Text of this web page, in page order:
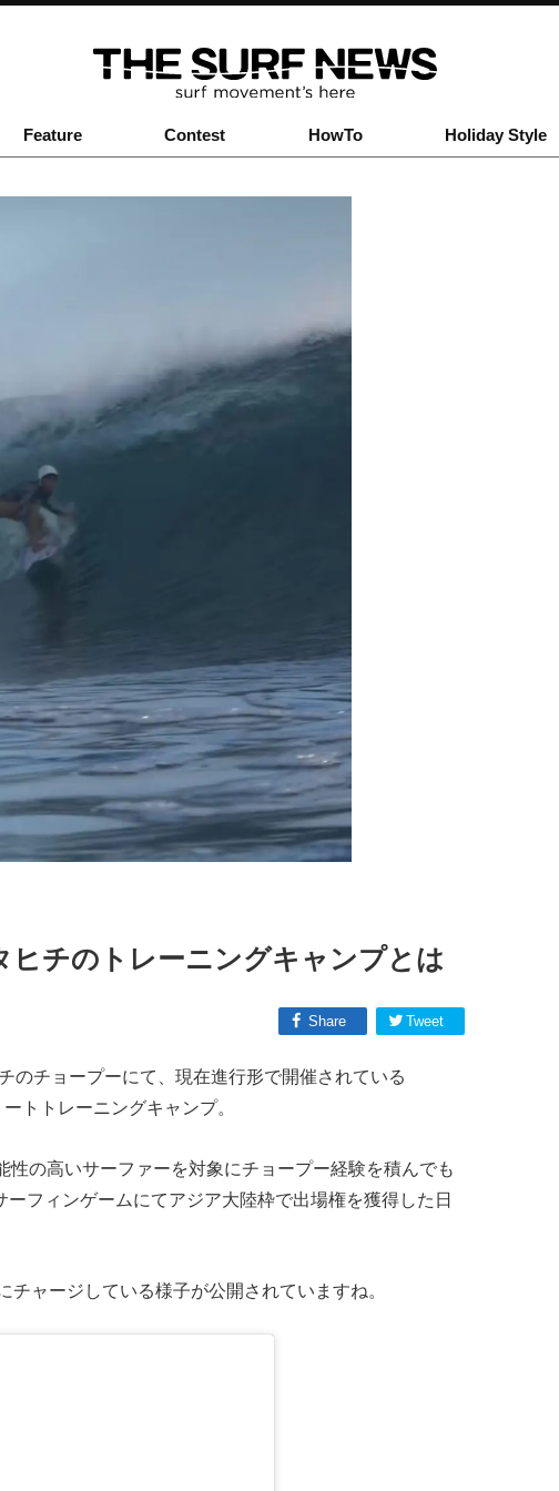
Feature Contest HowTo Holiday Style
ヒチのトレーニングキャンプとは
Tweet
Share
のチョープーにて、現在進行形で開催されている
トトレーニングキャンプ。
の高いサーファーを対象にチョープー経験を積んでも
フィンゲームにてアジア大陸枠で出場権を獲得した日
ャージしている様子が公開されていますね。